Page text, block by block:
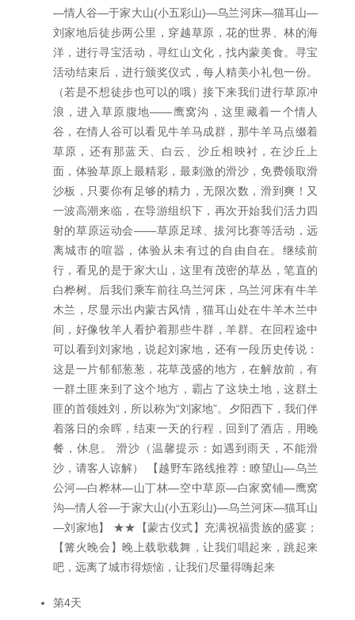
—情人谷—于家大山(小五彩山)—乌兰河床—猫耳山—
刘家地后徒步两公里，穿越草原，花的世界、林的海
洋，进行寻宝活动，寻红山文化，找内蒙美食。寻宝
活动结束后，进行颁奖仪式，每人精美小礼包一份。
（若是不想徒步也可以的哦）接下来我们进行草原冲
浪，进入草原腹地——鹰窝沟，这里藏着一个情人
谷，在情人谷可以看见牛羊马成群，那牛羊马点缀着
草原，还有那蓝天、白云、沙丘相映衬，在沙丘上
面，体验草原上最精彩，最刺激的滑沙，免费领取滑
沙板，只要你有足够的精力，无限次数，滑到爽！又
一波高潮来临，在导游组织下，再次开始我们活力四
射的草原运动会——草原足球、拔河比赛等活动，远
离城市的喧嚣，体验从未有过的自由自在。继续前
行，看见的是于家大山，这里有茂密的草丛，笔直的
白桦树。后我们乘车前往乌兰河床，乌兰河床有牛羊
木兰，尽显示出内蒙古风情，猫耳山处在牛羊木兰中
间，好像牧羊人看护着那些牛群，羊群。在回程途中
可以看到刘家地，说起刘家地，还有一段历史传说：
这是一片郁郁葱葱，花草茂盛的地方，在解放前，有
一群土匪来到了这个地方，霸占了这块土地，这群土
匪的首领姓刘，所以称为“刘家地”。夕阳西下，我们伴
着落日的余晖，结束一天的行程，回到了酒店，用晚
餐，休息。 滑沙（温馨提示：如遇到雨天，不能滑
沙，请客人谅解） 【越野车路线推荐：瞭望山—乌兰
公河—白桦林—山丁林—空中草原—白家窝铺—鹰窝
沟—情人谷—于家大山(小五彩山)—乌兰河床—猫耳山
—刘家地】 ★★【蒙古仪式】充满祝福贵族的盛宴；
【篝火晚会】晚上载歌载舞，让我们唱起来，跳起来
吧，远离了城市得烦恼，让我们尽量得嗨起来
第4天